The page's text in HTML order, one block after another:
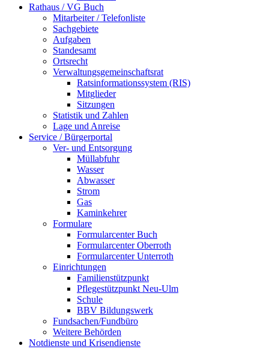
Rathaus / VG Buch
Mitarbeiter / Telefonliste
Sachgebiete
Aufgaben
Standesamt
Ortsrecht
Verwaltungsgemeinschaftsrat
Ratsinformationssystem (RIS)
Mitglieder
Sitzungen
Statistik und Zahlen
Lage und Anreise
Service / Bürgerportal
Ver- und Entsorgung
Müllabfuhr
Wasser
Abwasser
Strom
Gas
Kaminkehrer
Formulare
Formularcenter Buch
Formularcenter Oberroth
Formularcenter Unterroth
Einrichtungen
Familienstützpunkt
Pflegestützpunkt Neu-Ulm
Schule
BBV Bildungswerk
Fundsachen/Fundbüro
Weitere Behörden
Notdienste und Krisendienste